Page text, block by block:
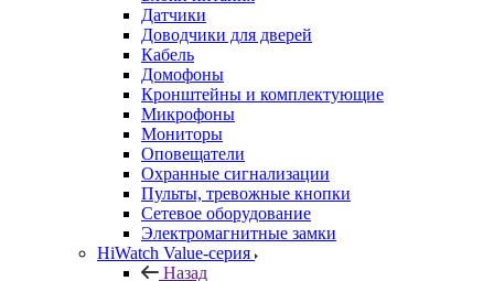
Датчики
Доводчики для дверей
Кабель
Домофоны
Кронштейны и комплектующие
Микрофоны
Мониторы
Оповещатели
Охранные сигнализации
Пульты, тревожные кнопки
Сетевое оборудование
Электромагнитные замки
HiWatch Value-серия
Назад